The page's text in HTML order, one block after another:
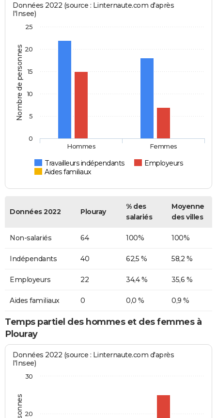
Nombre de personnes
Données 2022 (source : Linternaute.com d'après
l'Insee)
Travailleurs indépendants
Employeurs
Aides familiaux
Hommes Femmes
0
5
10
15
20
25
Données 2022 Plouray
% des
salariés
Moyenne
des villes
Non-salariés 64 100% 100%
Indépendants 40 62,5 % 58,2 %
Employeurs 22 34,4 % 35,6 %
Aides familiaux 0 0,0 % 0,9 %
Temps partiel des hommes et des femmes à
Plouray
Données 2022 (source : Linternaute.com d'après
l'Insee)
20
30